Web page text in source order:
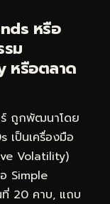
หรือ
ม
หรือตลาด
ร์ ถูกพัฒนาโดย
เป็นเครื่องมือ
Volatility)
Simple
ที่ 20 คาบ, แถบ